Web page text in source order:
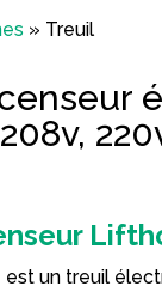
» Treuil
est un treuil